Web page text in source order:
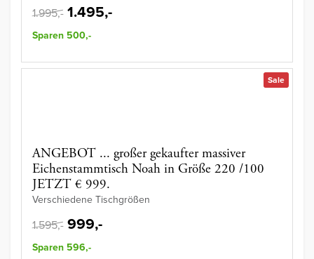
1.995,- 1.495,-
Sparen 500,-
Sale
ANGEBOT ... großer gekaufter massiver
Eichenstammtisch Noah in Größe 220 /100
JETZT € 999.
Verschiedene Tischgrößen
1.595,- 999,-
Sparen 596,-